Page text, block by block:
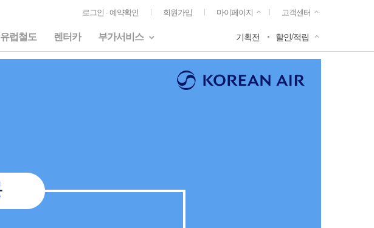
로그인 · 예약확인 회원가입 마이페이지 고객센터
유럽철도 렌터카 부가서비스 기획전 할인/적립